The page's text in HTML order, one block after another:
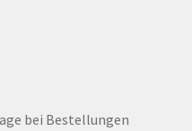
bei Bestellungen